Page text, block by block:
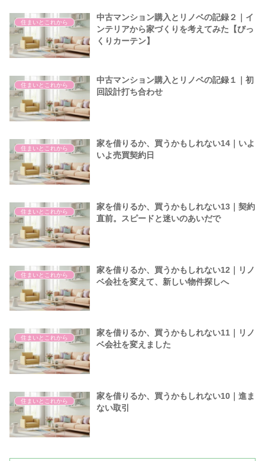
住まいとこれから
中古マンション購入とリノベの記録２｜イ
ンテリアから家づくりを考えてみた【びっ
くりカーテン】
住まいとこれから
中古マンション購入とリノベの記録１｜初
回設計打ち合わせ
住まいとこれから
家を借りるか、買うかもしれない14｜いよ
いよ売買契約日
住まいとこれから
家を借りるか、買うかもしれない13｜契約
直前。スピードと迷いのあいだで
住まいとこれから
家を借りるか、買うかもしれない12｜リノ
ベ会社を変えて、新しい物件探しへ
住まいとこれから
家を借りるか、買うかもしれない11｜リノ
ベ会社を変えました
住まいとこれから
家を借りるか、買うかもしれない10｜進ま
ない取引